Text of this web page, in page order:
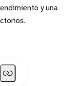
y una